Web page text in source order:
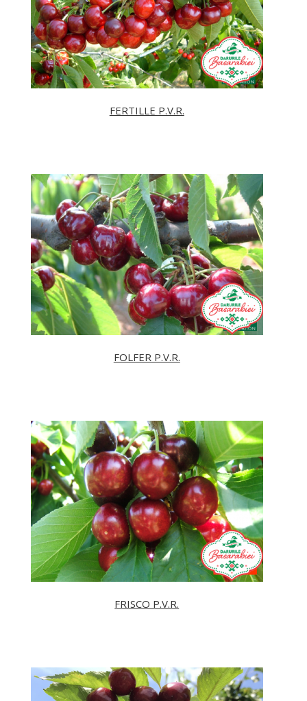
FERTILLE P.V.R.
FOLFER P.V.R.
FRISCO P.V.R.